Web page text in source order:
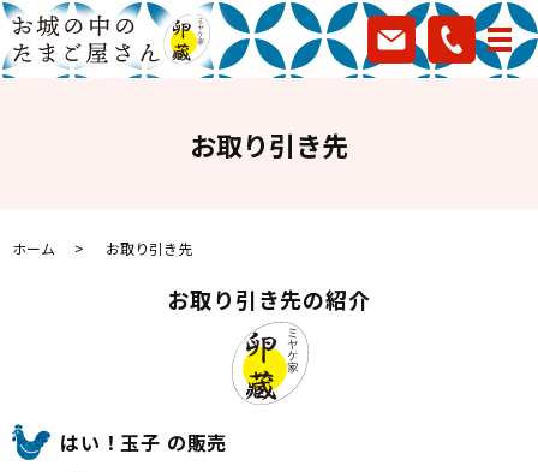
お取り引き先
ホーム お取り引き先
お取り引き先の紹介
はい！玉子 の販売